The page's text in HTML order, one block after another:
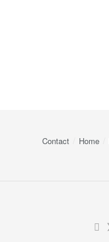
Contact Home